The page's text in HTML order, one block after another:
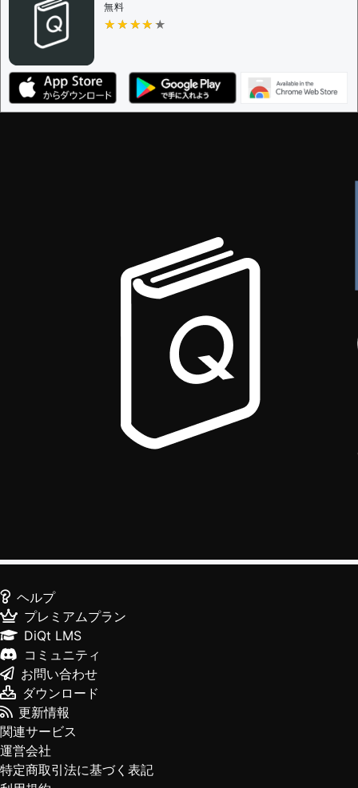
無料
★★★★★
★★★★★
ヘルプ
プレミアムプラン
DiQt LMS
コミュニティ
お問い合わせ
ダウンロード
更新情報
関連サービス
運営会社
特定商取引法に基づく表記